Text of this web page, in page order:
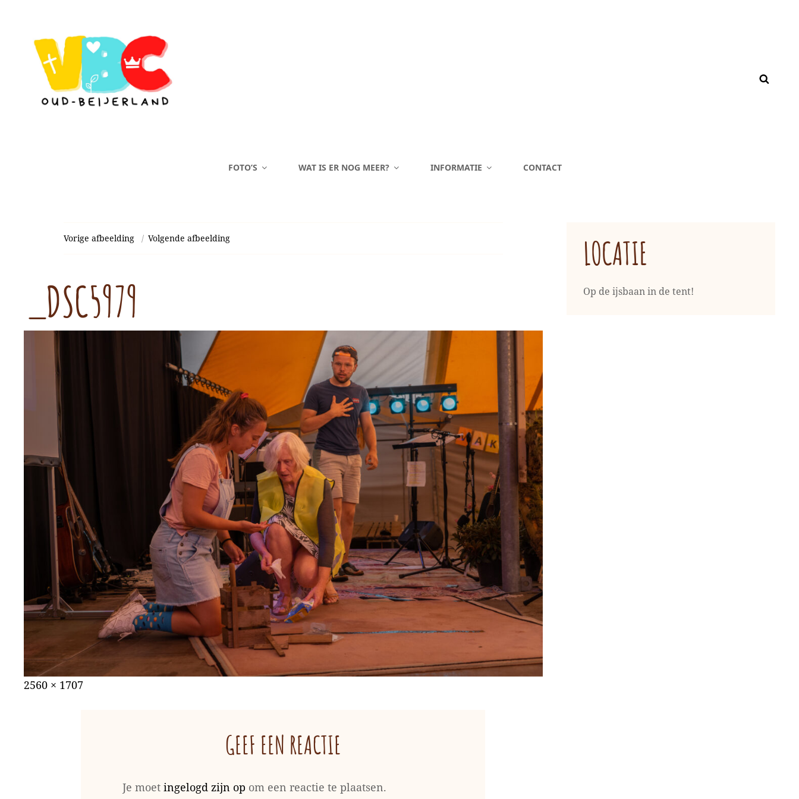
FOTO’S WAT IS ER NOG MEER? INFORMATIE CONTACT
Vorige afbeelding Volgende afbeelding
_DSC5979
Gepubliceerd
augustus
Volledige
2560 × 1707
GEEF EEN REACTIE
Je moetingelogd zijn op om een reactie te plaatsen.
LOCATIE
Op de ijsbaan in de tent!